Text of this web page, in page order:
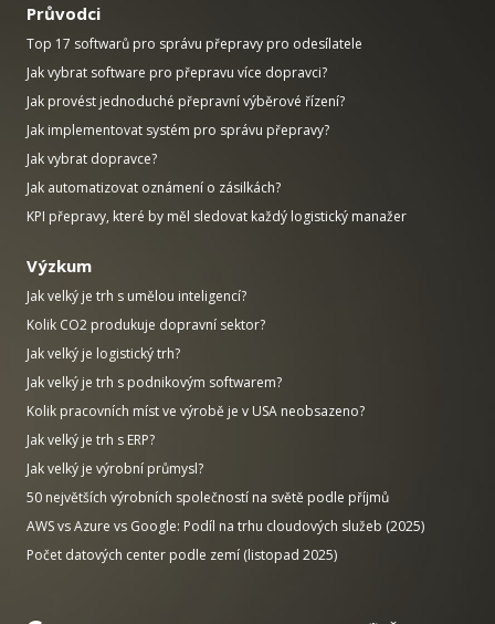
Průvodci
Top 17 softwarů pro správu přepravy pro odesílatele
Jak vybrat software pro přepravu více dopravci?
Jak provést jednoduché přepravní výběrové řízení?
Jak implementovat systém pro správu přepravy?
Jak vybrat dopravce?
Jak automatizovat oznámení o zásilkách?
KPI přepravy, které by měl sledovat každý logistický manažer
Výzkum
Jak velký je trh s umělou inteligencí?
Kolik CO2 produkuje dopravní sektor?
Jak velký je logistický trh?
Jak velký je trh s podnikovým softwarem?
Kolik pracovních míst ve výrobě je v USA neobsazeno?
Jak velký je trh s ERP?
Jak velký je výrobní průmysl?
50 největších výrobních společností na světě podle příjmů
AWS vs Azure vs Google: Podíl na trhu cloudových služeb (2025)
Počet datových center podle zemí (listopad 2025)